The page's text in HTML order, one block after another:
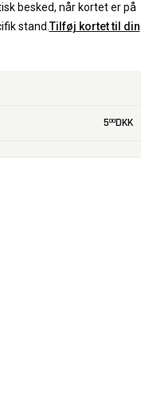
besked, når kortet er på
stand.Tilføj kortet til din
500DKK